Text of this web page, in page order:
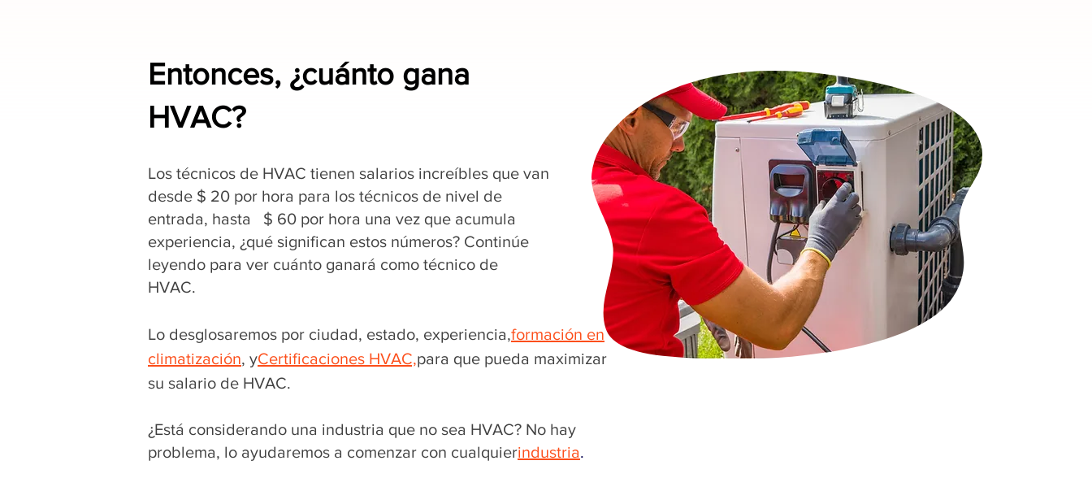
Entonces, ¿cuánto gana
HVAC?
Los técnicos de HVAC tienen salarios increíbles que van
desde $ 20 por hora para los técnicos de nivel de
entrada, hasta $ 60 por hora una vez que acumula
experiencia, ¿qué significan estos números? Continúe
leyendo para ver cuánto ganará como técnico de
HVAC.
Lo desglosaremos por ciudad, estado, experiencia,formación en
climatización, yCertificaciones HVAC,para que pueda maximizar
su salario de HVAC.
¿Está considerando una industria que no sea HVAC? No hay
problema, lo ayudaremos a comenzar con cualquierindustria.